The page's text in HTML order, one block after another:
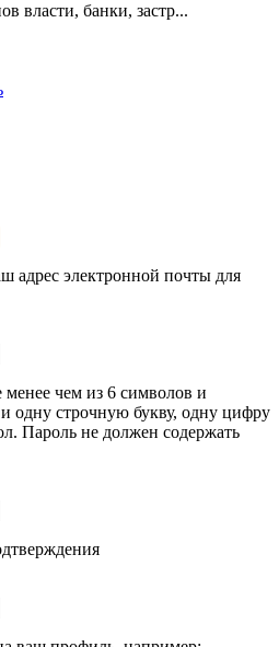
власти, банки, застр...
адрес электронной почты для
менее чем из 6 символов и
одну строчную букву, одну цифру
Пароль не должен содержать